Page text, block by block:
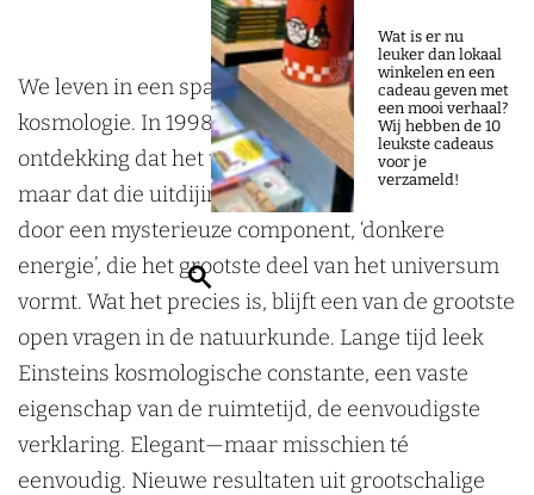
Wat is er nu
leuker dan lokaal
winkelen en een
cadeau geven met
een mooi verhaal?
Wij hebben de 10
leukste cadeaus
voor je
verzameld!
Z
o
e
k
e
n
n
c
e
C
a
f
é
@
D
e
A
c
h
t
n
c
e
C
a
f
é
@
D
e
A
c
e
n
c
e
C
a
f
é
@
D
e
A
e
n
c
e
C
a
f
é
@
D
e
A
We leven in een spannende tijd voor de
kosmologie. In 1998 onthulde een baanbrekende
ontdekking dat het universum niet alleen uitdijt,
maar dat die uitdijing ook versnelt—gedreven
door een mysterieuze component, ‘donkere
energie’, die het grootste deel van het universum
vormt. Wat het precies is, blijft een van de grootste
open vragen in de natuurkunde. Lange tijd leek
Einsteins kosmologische constante, een vaste
eigenschap van de ruimtetijd, de eenvoudigste
verklaring. Elegant—maar misschien té
eenvoudig. Nieuwe resultaten uit grootschalige